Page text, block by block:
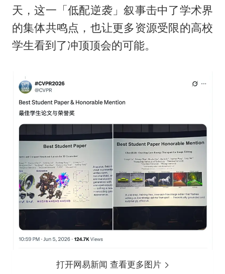
天，这一「低配逆袭」叙事击中了学术界
的集体共鸣点，也让更多资源受限的高校
学生看到了冲顶顶会的可能。
打开网易新闻 查看更多图片